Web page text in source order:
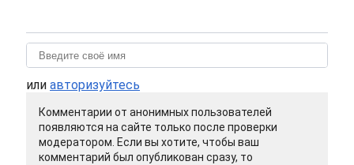
или авторизуйтесь
Комментарии от анонимных пользователей
появляются на сайте только после проверки
модератором. Если вы хотите, чтобы ваш
комментарий был опубликован сразу, то